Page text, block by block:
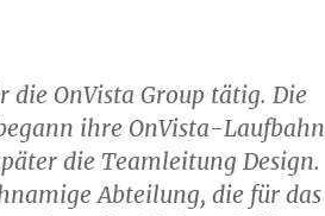
OnVista Group tätig. Die
ihre OnVista-Laufbahn
die Teamleitung Design.
Abteilung, die für das